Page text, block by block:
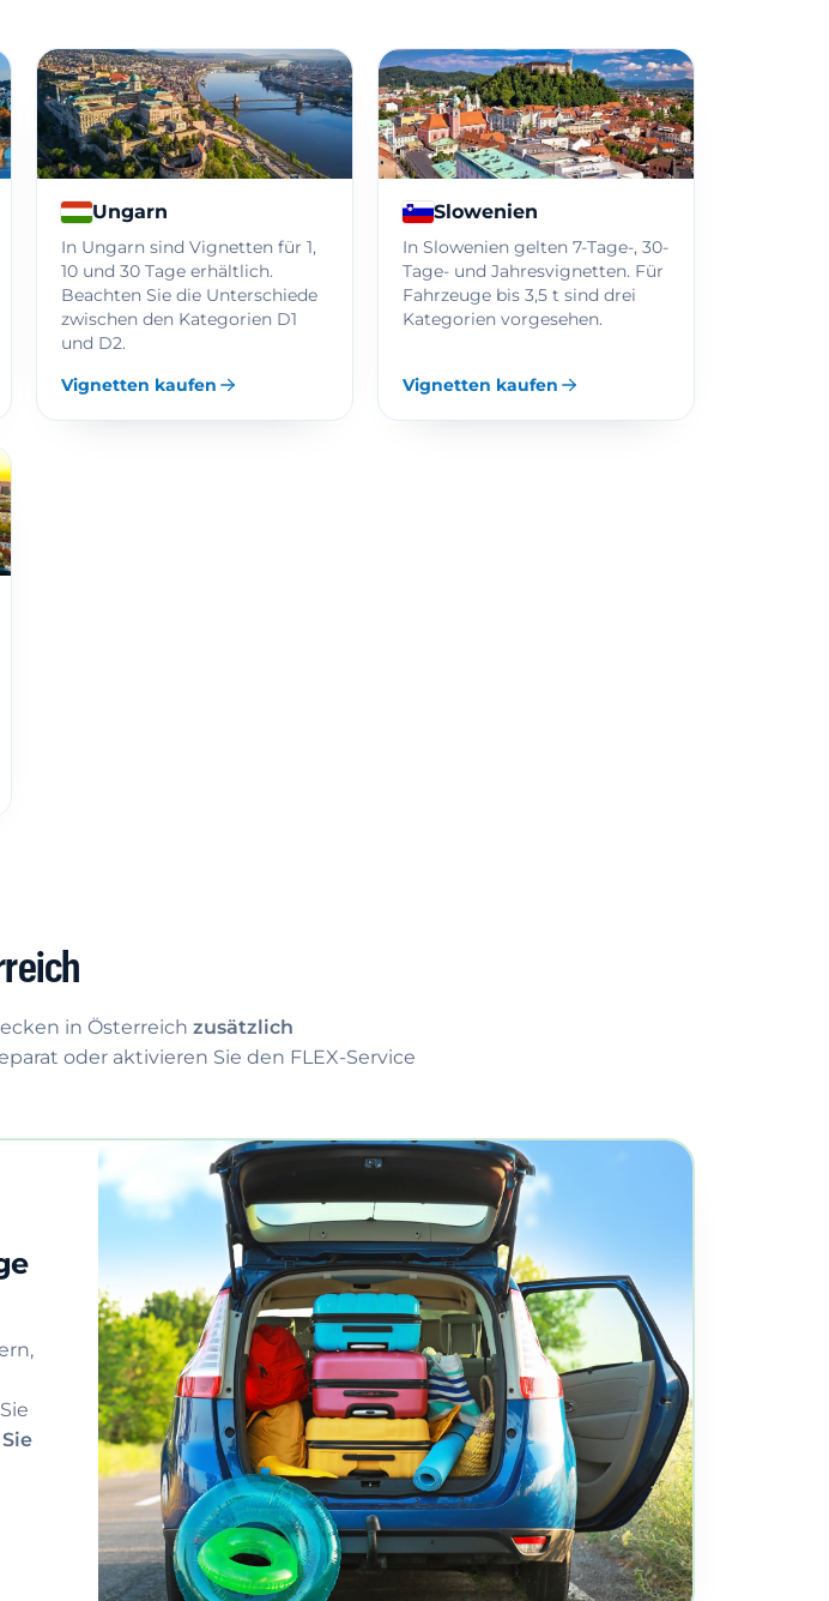
Ungarn
In Ungarn sind Vignetten für 1,
10 und 30 Tage erhältlich.
Beachten Sie die Unterschiede
zwischen den Kategorien D1
und D2.
Vignetten kaufen
Slowenien
In Slowenien gelten 7-Tage-, 30-
Tage- und Jahresvignetten. Für
Fahrzeuge bis 3,5 t sind drei
Kategorien vorgesehen.
Vignetten kaufen
in Österreich zusätzlich
oder aktivieren Sie den FLEX-Service